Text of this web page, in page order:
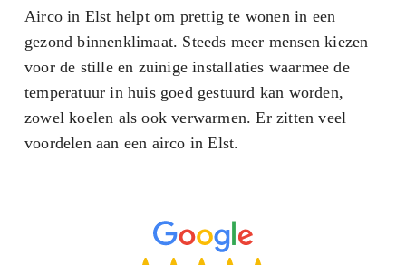
Airco in Elst helpt om prettig te wonen in een
gezond binnenklimaat. Steeds meer mensen kiezen
voor de stille en zuinige installaties waarmee de
temperatuur in huis goed gestuurd kan worden,
zowel koelen als ook verwarmen. Er zitten veel
voordelen aan een airco in Elst.